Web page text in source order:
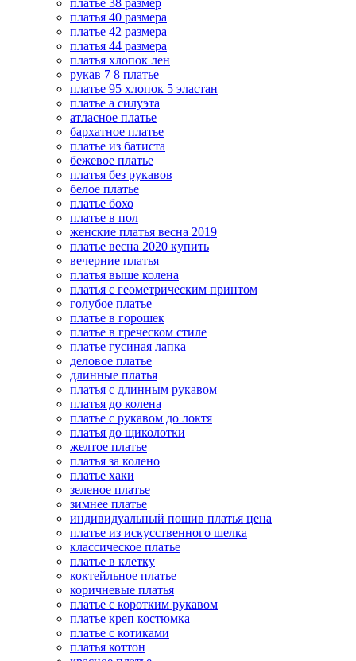
платья 40 размера
платье 42 размера
платья 44 размера
платья хлопок лен
рукав 7 8 платье
платье 95 хлопок 5 эластан
платье а силуэта
атласное платье
бархатное платье
платье из батиста
бежевое платье
платья без рукавов
белое платье
платье бохо
платье в пол
женские платья весна 2019
платье весна 2020 купить
вечерние платья
платья выше колена
платья с геометрическим принтом
голубое платье
платье в горошек
платье в греческом стиле
платье гусиная лапка
деловое платье
длинные платья
платья с длинным рукавом
платья до колена
платье с рукавом до локтя
платья до щиколотки
желтое платье
платья за колено
платье хаки
зеленое платье
зимнее платье
индивидуальный пошив платья цена
платье из искусственного шелка
классическое платье
платье в клетку
коктейльное платье
коричневые платья
платье с коротким рукавом
платье креп костюмка
платье с котиками
платья коттон